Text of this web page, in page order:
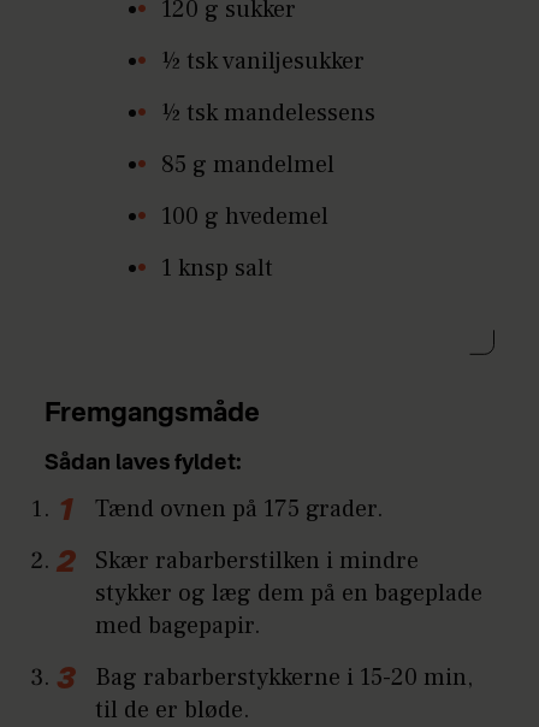
120 g sukker
½ tsk vaniljesukker
½ tsk mandelessens
85 g mandelmel
100 g hvedemel
1 knsp salt
Fremgangsmåde
Sådan laves fyldet:
Tænd ovnen på 175 grader.
Skær rabarberstilken i mindre
stykker og læg dem på en bageplade
med bagepapir.
Bag rabarberstykkerne i 15-20 min,
til de er bløde.